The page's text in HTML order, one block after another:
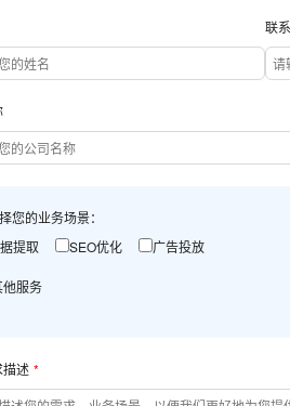
供商，赋
售
联
您的业务场景：
提取
SEO优化 广告投放
服务
描述